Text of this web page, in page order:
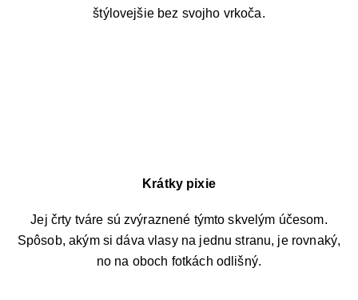
štýlovejšie bez svojho vrkoča.
Krátky pixie
Jej črty tváre sú zvýraznené týmto skvelým účesom.
Spôsob, akým si dáva vlasy na jednu stranu, je rovnaký,
no na oboch fotkách odlišný.